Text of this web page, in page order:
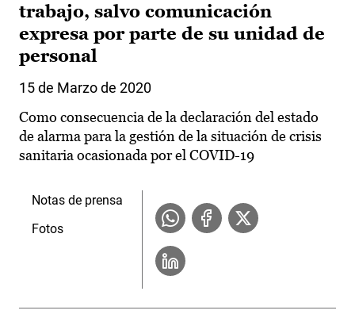
trabajo, salvo comunicación
expresa por parte de su unidad de
personal
15 de Marzo de 2020
Como consecuencia de la declaración del estado
de alarma para la gestión de la situación de crisis
sanitaria ocasionada por el COVID-19
Notas de prensa
Fotos